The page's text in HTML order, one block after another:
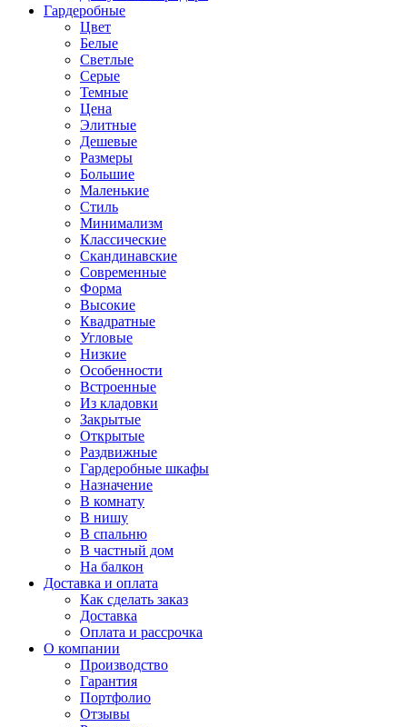
Гардеробные
Цвет
Белые
Светлые
Серые
Темные
Цена
Элитные
Дешевые
Размеры
Большие
Маленькие
Стиль
Минимализм
Классические
Скандинавские
Современные
Форма
Высокие
Квадратные
Угловые
Низкие
Особенности
Встроенные
Из кладовки
Закрытые
Открытые
Раздвижные
Гардеробные шкафы
Назначение
В комнату
В нишу
В спальню
В частный дом
На балкон
Доставка и оплата
Как сделать заказ
Доставка
Оплата и рассрочка
О компании
Производство
Гарантия
Портфолио
Отзывы